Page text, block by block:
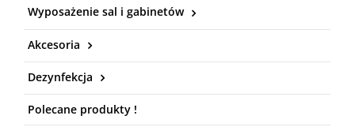
Wyposażenie sal i gabinetów
Akcesoria
Dezynfekcja
Polecane produkty !